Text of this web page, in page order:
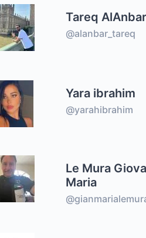
Tareq AlAnbar
@alanbar_tareq
Yara ibrahim
@yarahibrahim
Le Mura
Maria